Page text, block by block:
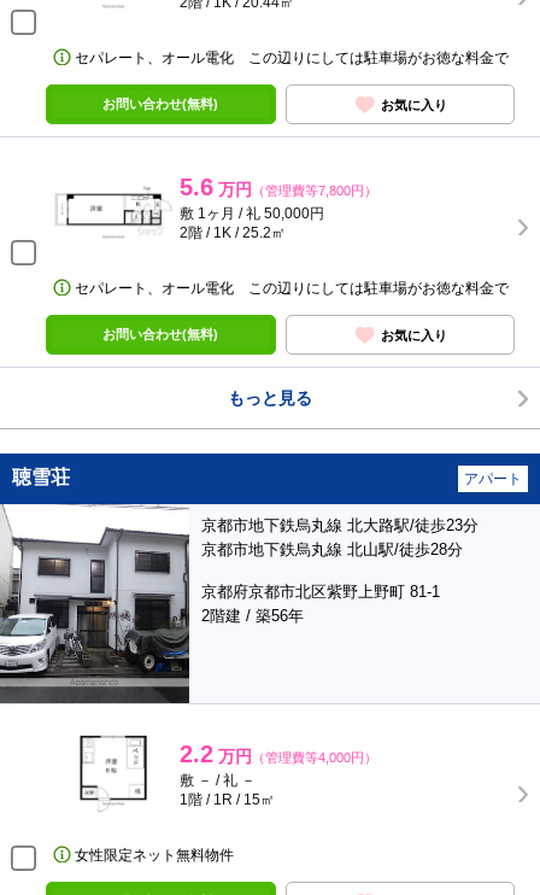
セパレート、オール電化 この辺りにしては駐車場がお徳な料金で
お問い合わせ(無料) お気に入り
5.6 万円 （管理費等7,800円）
敷 1ヶ月 / 礼 50,000円
2階 / 1K / 25.2㎡
セパレート、オール電化 この辺りにしては駐車場がお徳な料金で
お問い合わせ(無料) お気に入り
もっと見る
聴雪荘 アパート
京都市地下鉄烏丸線 北大路駅/徒歩23分
京都市地下鉄烏丸線 北山駅/徒歩28分
京都府京都市北区紫野上野町 81-1
2階建 / 築56年
2.2 万円 （管理費等4,000円）
敷 － / 礼 －
1階 / 1R / 15㎡
女性限定ネット無料物件